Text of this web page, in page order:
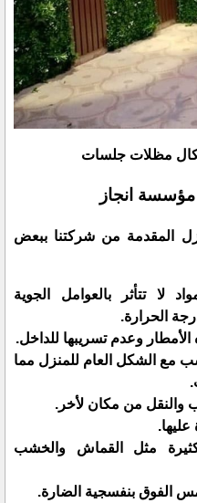
مظلات جلسات
انجاز
المقدمة من شركتنا ببعض
لا تتأثر بالعوامل الجوية
الحرارة.
وعدم تسريبها للداخل.
مع الشكل العام للمنزل مما
والنقل من مكان لأخر.
عليها.
كثيرة مثل القماش والخشب
الفوق بنفسجية الضارة.